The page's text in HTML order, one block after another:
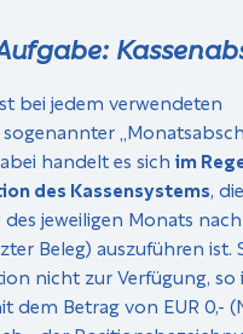
bei jedem verwendeten
handelt es sich im
des Kassensystems,
jeweiligen Monats nach
Beleg) auszuführen ist.
nicht zur Verfügung, so
dem Betrag von EUR 0,-